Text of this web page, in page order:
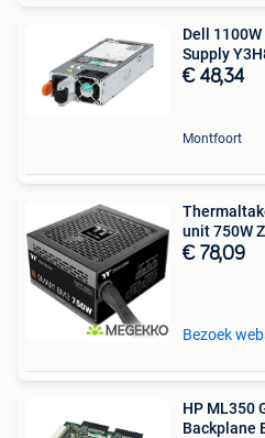
Dell
Supply
€ 48,34
Montfoort
unit 750W
€ 78,09
Bezoek
HP ML350
Backplane